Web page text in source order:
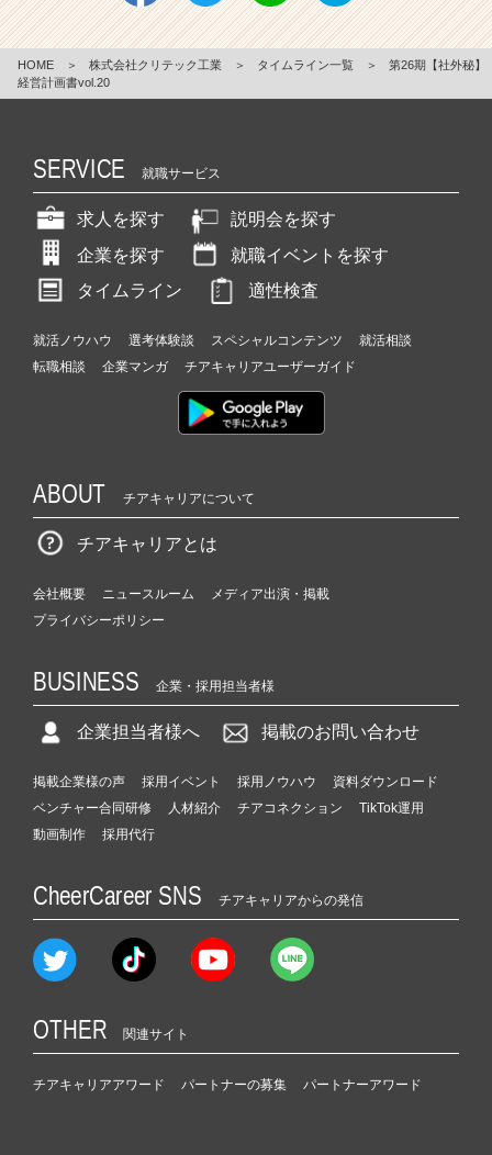
HOME ＞ 株式会社クリテック工業 ＞ タイムライン一覧 ＞
第26期【社外秘】
経営計画書vol.20
SERVICE 就職サービス
求人を探す
説明会を探す
企業を探す
就職イベントを探す
タイムライン
適性検査
就活ノウハウ 選考体験談 スペシャルコンテンツ
就活相談
転職相談
企業マンガ チアキャリアユーザーガイド
ABOUT チアキャリアについて
チアキャリアとは
会社概要 ニュースルーム
メディア出演・掲載
プライバシーポリシー
BUSINESS 企業・採用担当者様
企業担当者様へ 掲載のお問い合わせ
掲載企業様の声 採用イベント 採用ノウハウ
資料ダウンロード
ベンチャー合同研修
人材紹介 チアコネクション
TikTok運用
動画制作
採用代行
CheerCareer SNS チアキャリアからの発信
OTHER 関連サイト
チアキャリアアワード パートナーの募集 パートナーアワード